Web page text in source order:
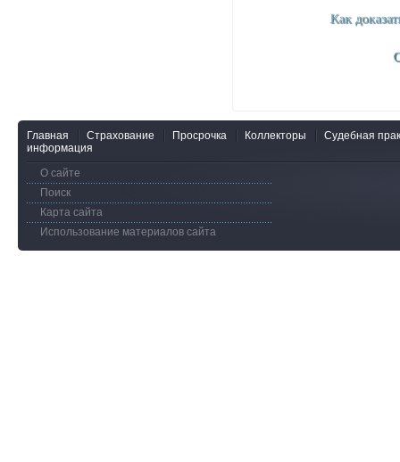
Главная Страхование Просрочка Коллекторы
Судебная
информация
О сайте
Поиск
Карта сайта
Использование материалов сайта